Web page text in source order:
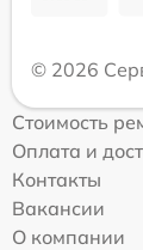
© 2026
Стоимость
Оплата и
Контакты
Вакансии
О компании